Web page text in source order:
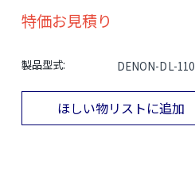
特価お見積り
製品型式: DENON-DL-110
ほしい物リストに追加